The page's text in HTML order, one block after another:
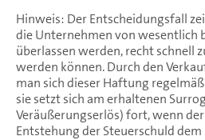
Hinweis: Der Entscheidungsfall
die Unternehmen von wesentlich
überlassen werden, recht schnell
werden können. Durch den
man sich dieser Haftung
sie setzt sich am erhaltenen
Veräußerungserlös) fort, wenn
Entstehung der Steuerschuld